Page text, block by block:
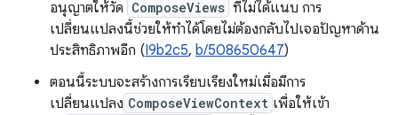
อนุญาตให้วัด ComposeViews ที่ไม่ได้แนบ การ
เปลี่ยนแปลงนี้ช่วยให้ทำได้โดยไม่ต้องกลับไปเจอปัญหาด้าน
ประสิทธิภาพอีก (I9b2c5, b/508650647)
ตอนนี้ระบบจะสร้างการเรียบเรียงใหม่เมื่อมีการ
เปลี่ยนแปลง ComposeViewContext เพื่อให้เข้า